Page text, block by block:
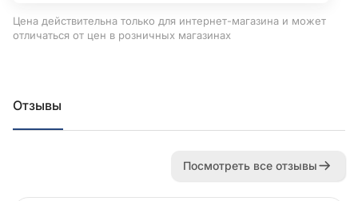
Цена действительна только для интернет-магазина и может
отличаться от цен в розничных магазинах
Отзывы
Посмотреть все отзывы